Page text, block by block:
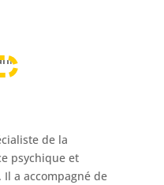
de la
psychique et
a accompagné de